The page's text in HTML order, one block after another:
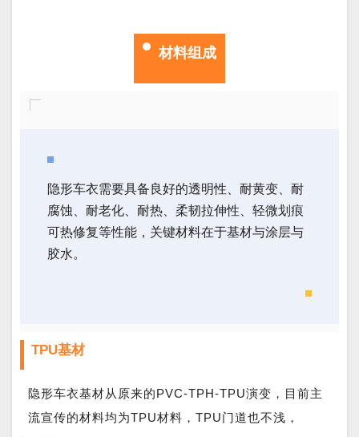
材料组成
隐形车衣需要具备良好的透明性、耐黄变、耐
腐蚀、耐老化、耐热、柔韧拉伸性、轻微划痕
可热修复等性能，关键材料在于基材与涂层与
胶水。
TPU基材
隐形车衣基材从原来的PVC-TPH-TPU演变，目前主
流宣传的材料均为TPU材料，TPU门道也不浅，